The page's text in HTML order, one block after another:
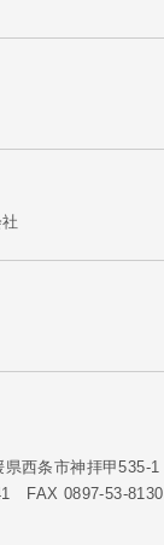
西条市神拝甲535-1
FAX 0897-53-8130